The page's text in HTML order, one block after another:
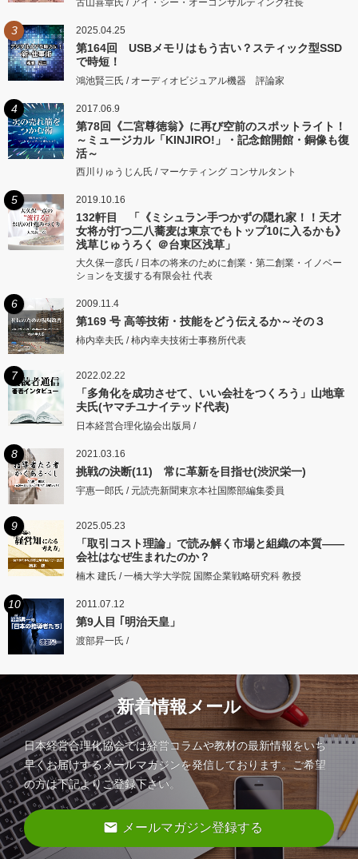
古山喜章氏 / アイ・シー・オーコンサルティング社長
3 2025.04.25
第164回 USBメモリはもう古い？スティック型SSD
で時短！
鴻池賢三氏 / オーディオビジュアル機器 評論家
4 2017.06.9
第78回《二宮尊徳翁》に再び空前のスポットライト！
～ミュージカル「KINJIRO!」・記念館開館・銅像も復
活～
西川りゅうじん氏 / マーケティング コンサルタント
5 2019.10.16
132軒目 「《ミシュラン手つかずの隠れ家！！天才
女将が打つ二八蕎麦は東京でもトップ10に入るかも》
浅草じゅうろく ＠台東区浅草」
大久保一彦氏 / 日本の将来のために創業・第二創業・イノベー
ションを支援する有限会社 代表
6 2009.11.4
第169 号 高等技術・技能をどう伝えるか～その３
柿内幸夫氏 / 柿内幸夫技術士事務所代表
7 2022.02.22
「多角化を成功させて、いい会社をつくろう」山地章
夫氏(ヤマチユナイテッド代表)
日本経営合理化協会出版局 /
8 2021.03.16
挑戦の決断(11) 常に革新を目指せ(渋沢栄一)
宇惠一郎氏 / 元読売新聞東京本社国際部編集委員
9 2025.05.23
「取引コスト理論」で読み解く市場と組織の本質――
会社はなぜ生まれたのか？
楠木 建氏 / 一橋大学大学院 国際企業戦略研究科 教授
10 2011.07.12
第9人目 ｢明治天皇」
渡部昇一氏 /
新着情報メール
日本経営合理化協会では経営コラムや教材の最新情報をいち
早くお届けするメールマガジンを発信しております。ご希望
の方は下記よりご登録下さい。
email メールマガジン登録する